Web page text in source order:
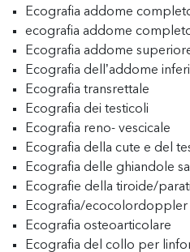
Ecografia addome
ecografia addome completo
Ecografia addome
Ecografia dell’addome
Ecografia transrettale
Ecografia dei testicoli
Ecografia reno- vescicale
Ecografia della cute e del
Ecografia delle ghiandole
Ecografie della tiroide/
Ecografia/
Ecografia osteoarticolare
Ecografia del collo per